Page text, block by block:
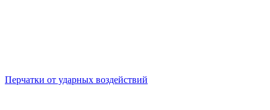
Перчатки от ударных воздействий